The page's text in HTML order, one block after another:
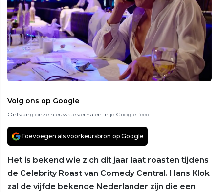
Volg ons op Google
Ontvang onze nieuwste verhalen in je Google-feed
Toevoegen als voorkeursbron op Google
Het is bekend wie zich dit jaar laat roasten tijdens
de Celebrity Roast van Comedy Central. Hans Klok
zal de vijfde bekende Nederlander zijn die een